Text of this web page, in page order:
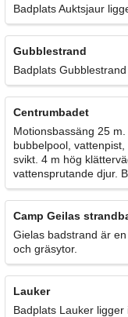
Badplats Auktsjaur
Gubblestrand
Badplats
Centrumbadet
Motionsbassäng 25
bubbelpool,
svikt. 4 m hög
vattensprutande djur.
Camp Geilas
Gielas badstrand är
och gräsytor.
Lauker
Badplats Lauker ligger